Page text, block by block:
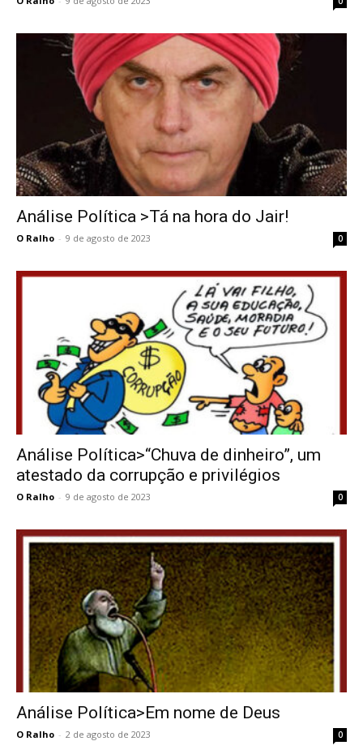
Análise Política >Tá na hora do Jair!
O Ralho - 9 de agosto de 2023 0
Análise Política>“Chuva de dinheiro”, um
atestado da corrupção e privilégios
O Ralho - 9 de agosto de 2023 0
Análise Política>Em nome de Deus
O Ralho - 2 de agosto de 2023 0